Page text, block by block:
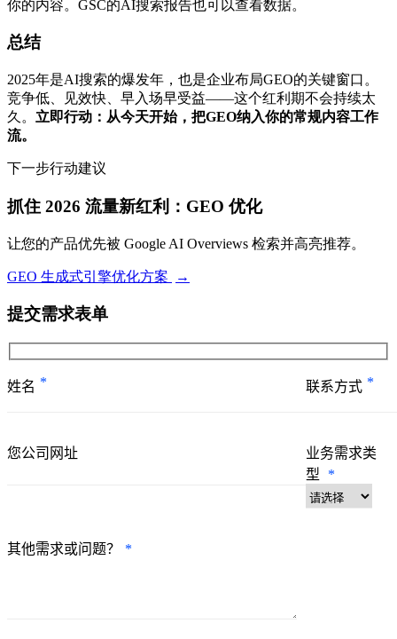
你的内容。GSC的AI搜索报告也可以查看数据。
总结
2025年是AI搜索的爆发年，也是企业布局GEO的关键窗口。
竞争低、见效快、早入场早受益——这个红利期不会持续太
久。 立即行动：从今天开始，把GEO纳入你的常规内容工作
流。
下一步行动建议
抓住 2026 流量新红利：GEO 优化
让您的产品优先被 Google AI Overviews 检索并高亮推荐。
GEO 生成式引擎优化方案 →
提交需求表单
姓名 * 联系方式 *
您公司网址
业务需求类
型
*
其他需求或问题？ *